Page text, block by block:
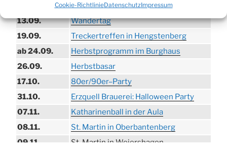
Cookie-RichtlinieDatenschutzImpressum
Beach-Volleyball-Turnier
13.09.
Wandertag
19.09.
Treckertreffen in Hengstenberg
ab 24.09.
Herbstprogramm im Burghaus
26.09.
Herbstbasar
17.10.
80er/90er–Party
31.10.
Erzquell Brauerei: Halloween Party
07.11.
Katharinenball in der Aula
08.11.
St. Martin in Oberbantenberg
09.11.
St. Martin in Weiershagen